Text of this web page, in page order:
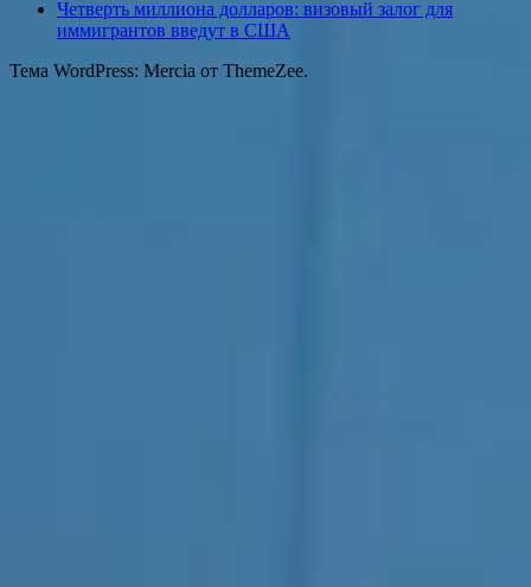
Четверть миллиона долларов: визовый залог для
иммигрантов введут в США
Тема WordPress: Mercia от ThemeZee.